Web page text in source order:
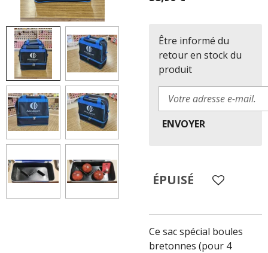
Être informé du
retour en stock du
produit
ENVOYER
ÉPUISÉ
Ce sac spécial boules
bretonnes (pour 4